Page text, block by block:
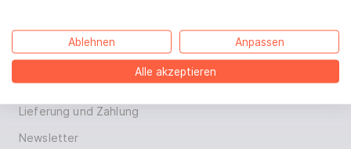
Kontakt
Widerruf
Lieferung und Zahlung
Newsletter
Ablehnen Anpassen
Alle akzeptieren